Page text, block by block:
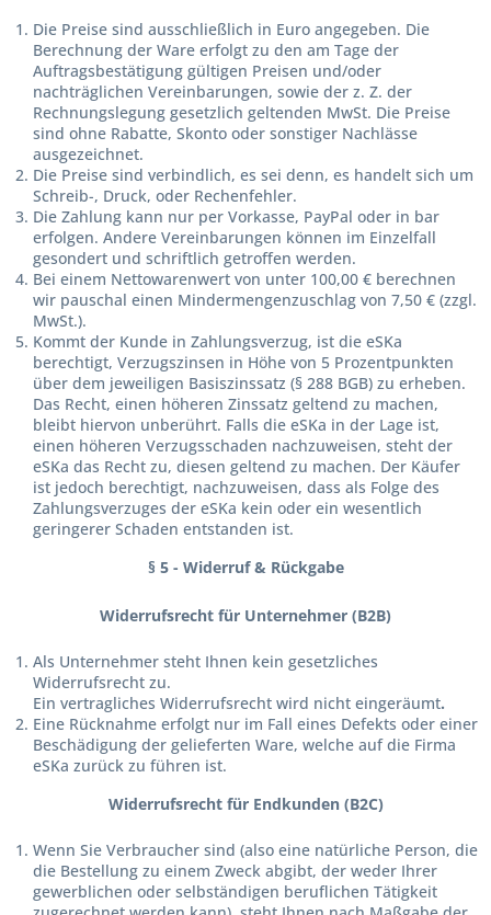
Die Preise sind ausschließlich in Euro angegeben. Die
Berechnung der Ware erfolgt zu den am Tage der
Auftragsbestätigung gültigen Preisen und/oder
nachträglichen Vereinbarungen, sowie der z. Z. der
Rechnungslegung gesetzlich geltenden MwSt. Die Preise
sind ohne Rabatte, Skonto oder sonstiger Nachlässe
ausgezeichnet.
Die Preise sind verbindlich, es sei denn, es handelt sich um
Schreib-, Druck, oder Rechenfehler.
Die Zahlung kann nur per Vorkasse, PayPal oder in bar
erfolgen. Andere Vereinbarungen können im Einzelfall
gesondert und schriftlich getroffen werden.
Bei einem Nettowarenwert von unter 100,00 € berechnen
wir pauschal einen Mindermengenzuschlag von 7,50 € (zzgl.
MwSt.).
Kommt der Kunde in Zahlungsverzug, ist die eSKa
berechtigt, Verzugszinsen in Höhe von 5 Prozentpunkten
über dem jeweiligen Basiszinssatz (§ 288 BGB) zu erheben.
Das Recht, einen höheren Zinssatz geltend zu machen,
bleibt hiervon unberührt. Falls die eSKa in der Lage ist,
einen höheren Verzugsschaden nachzuweisen, steht der
eSKa das Recht zu, diesen geltend zu machen. Der Käufer
ist jedoch berechtigt, nachzuweisen, dass als Folge des
Zahlungsverzuges der eSKa kein oder ein wesentlich
geringerer Schaden entstanden ist.
§ 5 - Widerruf & Rückgabe
Widerrufsrecht für Unternehmer (B2B)
Als Unternehmer steht Ihnen kein gesetzliches
Widerrufsrecht zu.
Ein vertragliches Widerrufsrecht wird nicht eingeräumt.
Eine Rücknahme erfolgt nur im Fall eines Defekts oder einer
Beschädigung der gelieferten Ware, welche auf die Firma
eSKa zurück zu führen ist.
Widerrufsrecht für Endkunden (B2C)
Wenn Sie Verbraucher sind (also eine natürliche Person, die
die Bestellung zu einem Zweck abgibt, der weder Ihrer
gewerblichen oder selbständigen beruflichen Tätigkeit